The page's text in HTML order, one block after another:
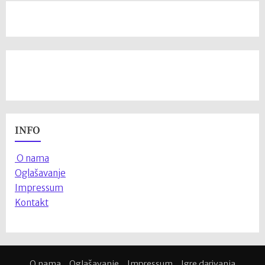
INFO
O nama
Oglašavanje
Impressum
Kontakt